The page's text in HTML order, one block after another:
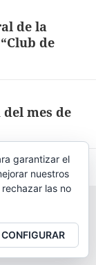
de la
de
mes de
garantizar el
nuestros
las no
CONFIGURAR